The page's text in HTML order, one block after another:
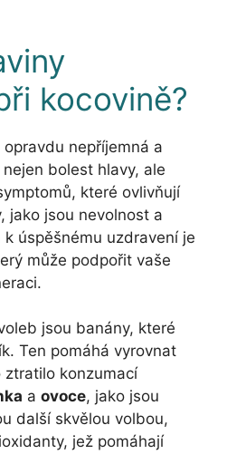
kocovině?
nepříjemná a
bolest hlavy, ale
které ovlivňují
jako jsou nevolnost a
úspěšnému uzdravení je
může podpořit vaše
jsou banány, které
Ten pomáhá vyrovnat
konzumací
a ovoce, jako jsou
další skvělou volbou,
jež pomáhají